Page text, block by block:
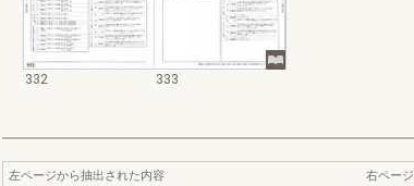
332 333
左ページから抽出された内容
右ペー